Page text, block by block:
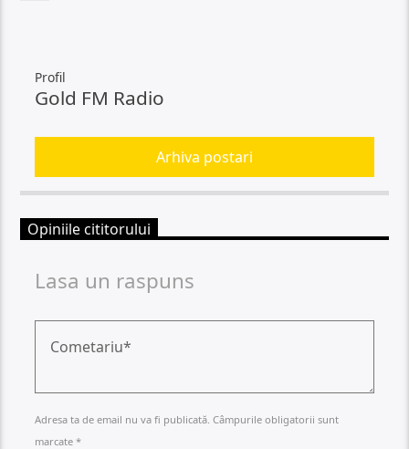
Profil
Gold FM Radio
Arhiva postari
Opiniile cititorului
Lasa un raspuns
Adresa ta de email nu va fi publicată. Câmpurile obligatorii sunt
marcate *